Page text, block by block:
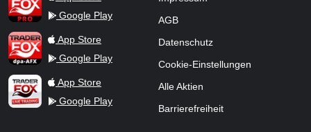
Google Play
TraderFox dpa-AFX ProFeed
App Store
Google Play
TraderFox Live Trading
App Store
Google Play
AGB
Datenschutz
Cookie-Einstellungen
Alle Aktien
Barrierefreiheit